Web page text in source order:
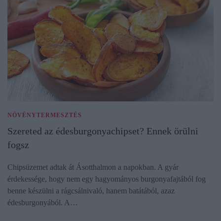
NÖVÉNYTERMESZTÉS
Szereted az édesburgonyachipset? Ennek örülni
fogsz
Chipsüzemet adtak át Ásotthalmon a napokban. A gyár
érdekessége, hogy nem egy hagyományos burgonyafajtából fog
benne készülni a rágcsálnivaló, hanem batátából, azaz
édesburgonyából. A…